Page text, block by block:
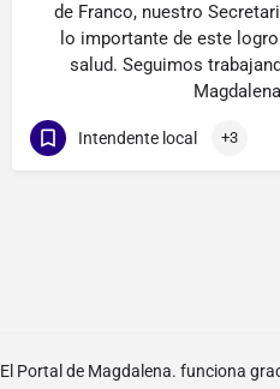
de Franco, nuestro
lo importante de este
salud. Seguimos
Intendente local +3
El Portal de Magdalena. funciona